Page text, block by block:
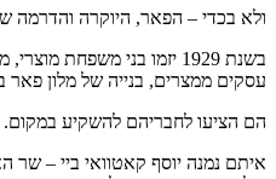
ולא בכדי – הפאר, היוקרה והדרמה
בשנת 1929 יזמו בני משפחת
עסקים ממצרים, בנייה של מלון פאר
הם הציעו לחבריהם להשקיע במקום.
איתם נמנה יוסף קאטוואי ביי – שר